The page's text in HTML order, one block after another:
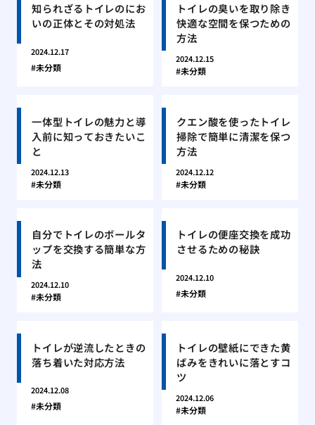
知られざるトイレのにお
いの正体とその対処法
2024.12.17
未分類
トイレの臭いを取り除き
快適な空間を保つための
方法
2024.12.15
未分類
一体型トイレの魅力と導
入前に知っておきたいこ
と
2024.12.13
未分類
クエン酸を使ったトイレ
掃除で簡単に清潔を保つ
方法
2024.12.12
未分類
自分でトイレのボールタ
ップを交換する簡単な方
法
2024.12.10
未分類
トイレの便座交換を成功
させるための秘訣
2024.12.10
未分類
トイレが逆流したときの
落ち着いた対応方法
2024.12.08
未分類
トイレの壁紙にできた黄
ばみをきれいに落とすコ
ツ
2024.12.06
未分類